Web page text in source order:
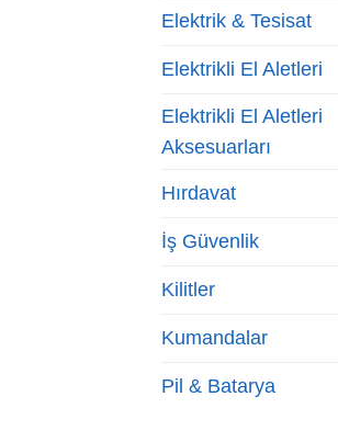
Elektrik & Tesisat
Elektrikli El Aletleri
Elektrikli El Aletleri
Aksesuarları
Hırdavat
İş Güvenlik
Kilitler
Kumandalar
Pil & Batarya